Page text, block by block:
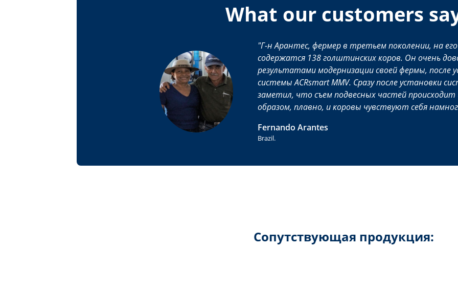
What our customers
Г-н Арантес, фермер в третьем поколении, на
содержатся 138 голштинских коров. Он очень
результатами модернизации своей фермы, после
системы ACRsmart MMV. Сразу после установки
заметил, что съем подвесных частей
образом, плавно, и коровы чувствуют себя
Fernando Arantes
Brazil.
Сопутствующая продукция: